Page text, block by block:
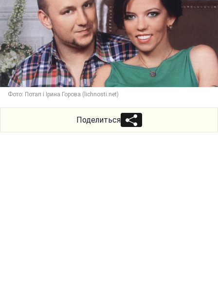
Фото: Потап і Ірина Горова (lichnosti.net)
Поделиться